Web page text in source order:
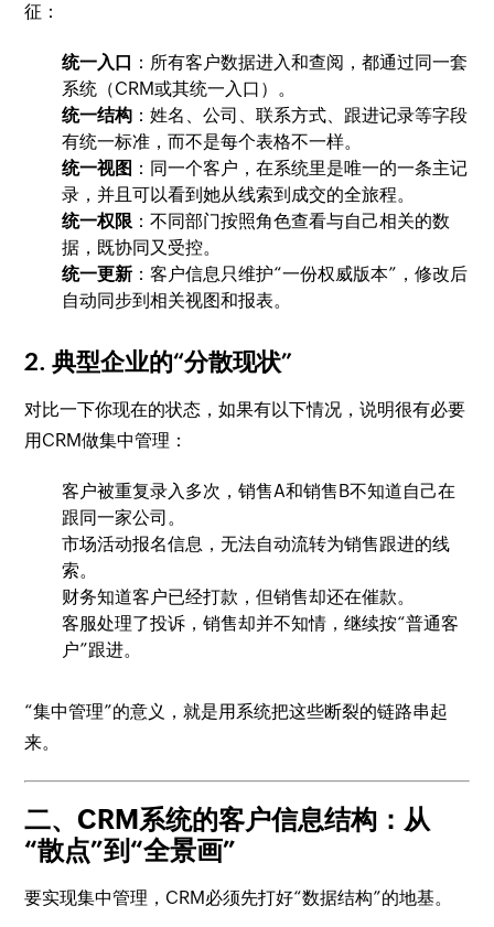
征：
统一入口 ：所有客户数据进入和查阅，都通过同一套
系统（CRM或其统一入口）。
统一结构 ：姓名、公司、联系方式、跟进记录等字段
有统一标准，而不是每个表格不一样。
统一视图 ：同一个客户，在系统里是唯一的一条主记
录，并且可以看到她从线索到成交的全旅程。
统一权限 ：不同部门按照角色查看与自己相关的数
据，既协同又受控。
统一更新 ：客户信息只维护“一份权威版本”，修改后
自动同步到相关视图和报表。
2. 典型企业的“分散现状”
对比一下你现在的状态，如果有以下情况，说明很有必要
用CRM做集中管理：
客户被重复录入多次，销售A和销售B不知道自己在
跟同一家公司。
市场活动报名信息，无法自动流转为销售跟进的线
索。
财务知道客户已经打款，但销售却还在催款。
客服处理了投诉，销售却并不知情，继续按“普通客
户”跟进。
“集中管理”的意义，就是用系统把这些断裂的链路串起
来。
二、CRM系统的客户信息结构：从
“散点”到“全景画”
要实现集中管理，CRM必须先打好“数据结构”的地基。